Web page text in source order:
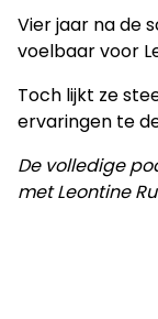
Vier jaar na de
voelbaar voor
Toch lijkt ze
ervaringen te
De volledige
met Leontine